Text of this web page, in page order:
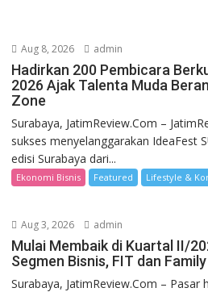
Aug 8, 2026 admin
Hadirkan 200 Pembicara
2026 Ajak Talenta Muda
Zone
Surabaya, JatimReview.Com –
sukses menyelanggarakan IdeaFest
edisi Surabaya dari...
Ekonomi Bisnis Featured Lifestyle &
Aug 3, 2026 admin
Mulai Membaik di Kuartal II/
Segmen Bisnis, FIT dan
Surabaya, JatimReview.Com –